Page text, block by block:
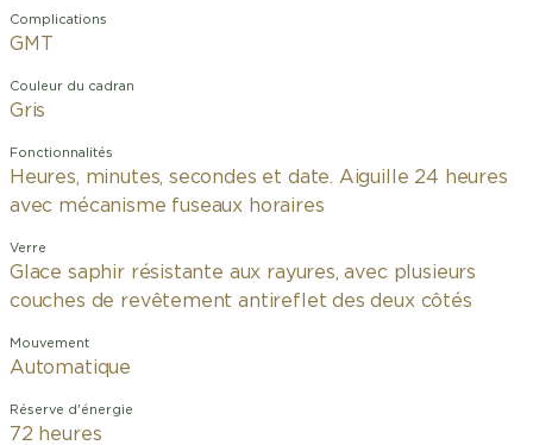
Complications
GMT
Couleur du cadran
Gris
Fonctionnalités
Heures, minutes, secondes et date. Aiguille 24 heures
avec mécanisme fuseaux horaires
Verre
Glace saphir résistante aux rayures, avec plusieurs
couches de revêtement antireflet des deux côtés
Mouvement
Automatique
Réserve d'énergie
72 heures